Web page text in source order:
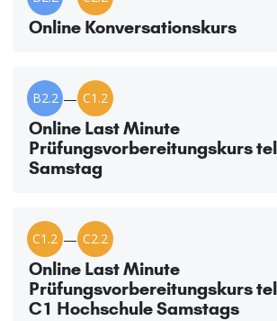
Online Konversationskurs
B2.2 — C1.2
Online Last Minute
Prüfungsvorbereitungskurs
Samstag
C1.2 — C2.2
Online Last Minute
Prüfungsvorbereitungskurs
C1 Hochschule Samstags